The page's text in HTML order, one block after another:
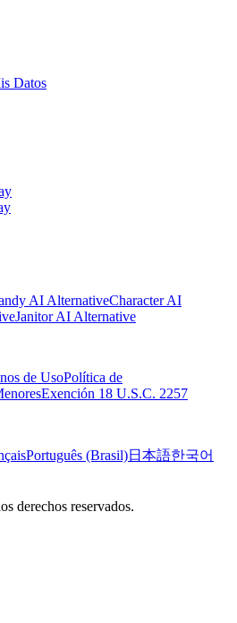
Datos
AI AlternativeCharacter AI
Janitor AI Alternative
de UsoPolítica de
Exención 18 U.S.C. 2257
Português (Brasil)日本語한국어
derechos reservados.